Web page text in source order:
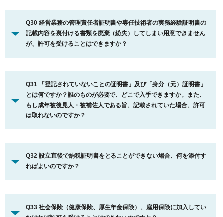
Q30 経営業務の管理責任者証明書や専任技術者の実務経験証明書の
記載内容を裏付ける書類を廃棄（紛失）してしまい用意できません
が、許可を受けることはできますか？
Q31 「登記されていないことの証明書」及び「身分（元）証明書」
とは何ですか？誰のものが必要で、どこで入手できますか。また、
もし成年被後見人・被補佐人である旨、記載されていた場合、許可
は取れないのですか？
Q32 設立直後で納税証明書をとることができない場合、何を添付す
ればよいのですか？
Q33 社会保険（健康保険、厚生年金保険）、雇用保険に加入してい